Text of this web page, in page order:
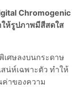
Chromogenic
ห้รูปภาพมีสีสดใส
ศษลงบนกระดาษ
สน่ห์เฉพาะตัว ทำให้
าของความ